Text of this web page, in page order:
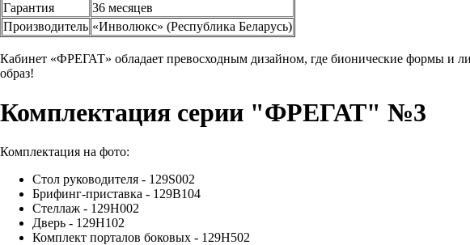
Гарантия
36 месяцев
Производитель «Инволюкс» (Республика Беларусь)
Кабинет «ФРЕГАТ» обладает превосходным дизайном, где бионические формы и
образ!
Комплектация серии "ФРЕГАТ" №3
Комплектация на фото:
Стол руководителя - 129S002
Брифинг-приставка - 129B104
Стеллаж - 129H002
Дверь - 129Н102
Комплект порталов боковых - 129Н502